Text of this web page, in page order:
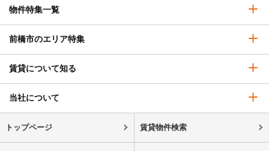
物件特集一覧
前橋市のエリア特集
賃貸について知る
当社について
トップページ 賃貸物件検索